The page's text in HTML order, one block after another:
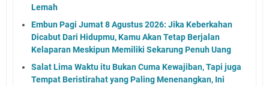
Lemah
Embun Pagi Jumat 8 Agustus 2026: Jika Keberkahan
Dicabut Dari Hidupmu, Kamu Akan Tetap Berjalan
Kelaparan Meskipun Memiliki Sekarung Penuh Uang
Salat Lima Waktu itu Bukan Cuma Kewajiban, Tapi juga
Tempat Beristirahat yang Paling Menenangkan, Ini